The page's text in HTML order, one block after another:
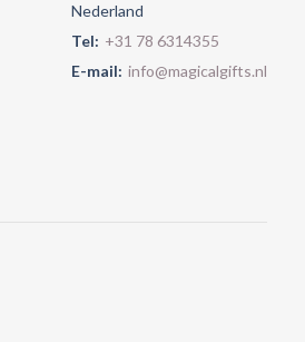
Nederland
Tel: +31 78 6314355
E-mail: info@magicalgifts.nl